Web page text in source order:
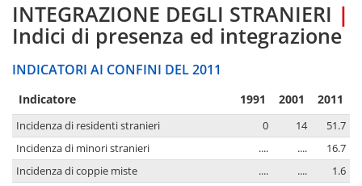
INTEGRAZIONE DEGLI STRANIERI |
Indici di presenza ed integrazione
INDICATORI AI CONFINI DEL 2011
Indicatore 1991 2001 2011
Incidenza di residenti stranieri 0 14
51.7
Incidenza di minori stranieri
.... ....
16.7
Incidenza di coppie miste
.... ....
1.6